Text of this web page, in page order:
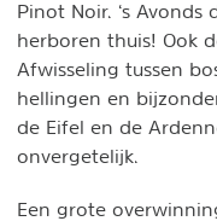
Pinot Noir. ‘s
herboren thuis! Ook
Afwisseling tussen
hellingen en
de Eifel en de
onvergetelijk.
Een grote